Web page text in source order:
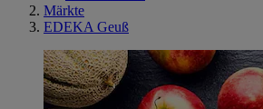
Märkte
EDEKA Geuß